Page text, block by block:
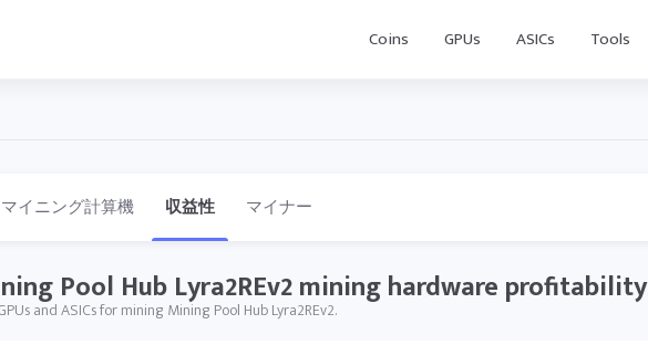
Coins GPUs ASICs Tools
マイニング計算機 収益性 マイナー
Pool Hub Lyra2REv2 mining hardware profitability
and ASICs for mining Mining Pool Hub Lyra2REv2.